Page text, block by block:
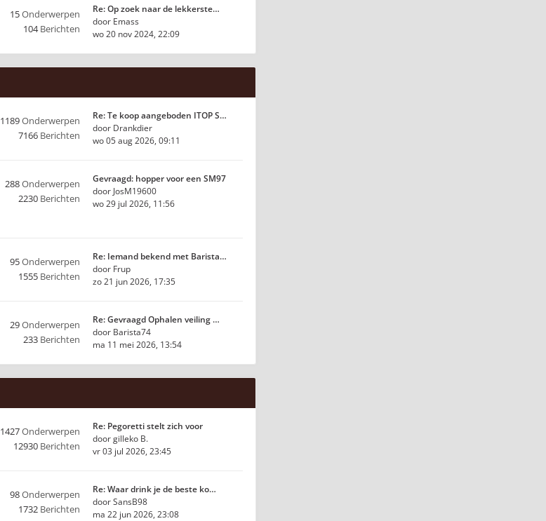
15Onderwerpen
104Berichten
Re: Op zoek naar de lekkerste…
door Emass
wo 20 nov 2024, 22:09
1189Onderwerpen
7166 Berichten
Re: Te koop aangeboden ITOP S…
door Drankdier
wo 05 aug 2026, 09:11
288Onderwerpen
2230 Berichten
Gevraagd: hopper voor een SM97
door JosM19600
wo 29 jul 2026, 11:56
95Onderwerpen
1555 Berichten
Re: Iemand bekend met Barista…
door Frup
zo 21 jun 2026, 17:35
29Onderwerpen
233 Berichten
Re: Gevraagd Ophalen veiling …
door Barista74
ma 11 mei 2026, 13:54
1427Onderwerpen
12930 Berichten
Re: Pegoretti stelt zich voor
doorgilleko B.
vr 03 jul 2026, 23:45
98Onderwerpen
1732 Berichten
Re: Waar drink je de beste ko…
doorSansB98
ma 22 jun 2026, 23:08